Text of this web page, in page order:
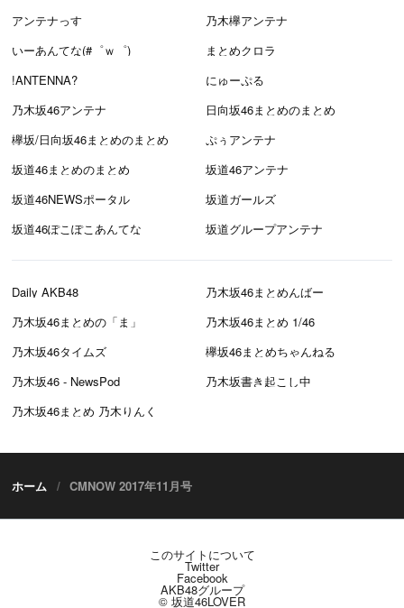
アンテナっす
乃木欅アンテナ
いーあんてな(#゜ｗ゜)
まとめクロラ
!ANTENNA?
にゅーぷる
乃木坂46アンテナ
日向坂46まとめのまとめ
欅坂/日向坂46まとめのまとめ
ぷぅアンテナ
坂道46まとめのまとめ
坂道46アンテナ
坂道46NEWSポータル
坂道ガールズ
坂道46ぽこぽこあんてな
坂道グループアンテナ
Daily AKB48
乃木坂46まとめんばー
乃木坂46まとめの「ま」
乃木坂46まとめ 1/46
乃木坂46タイムズ
欅坂46まとめちゃんねる
乃木坂46 - NewsPod
乃木坂書き起こし中
乃木坂46まとめ 乃木りんく
ホーム CMNOW 2017年11月号
このサイトについて
Twitter
Facebook
AKB48グループ
© 坂道46LOVER